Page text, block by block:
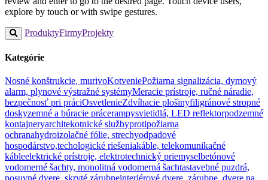
explore by touch or with swipe gestures.
ProduktyFirmyProjekty
Kategórie
Nosné konštrukcie, murivoKotveniePožiarna signalizácia, dymový
alarm, plynové výstražné systémyMeracie prístroje, ručné náradie,
bezpečnosť pri práciOsvetlenieZdvíhacie plošinyfiligránové stropné
doskyzemné a búracie prácerampysvietidlá, LED reflektorpodzemné
kontajneryarchitekotnické službyprotipožiarna
ochranahydroizolačné fólie, strechyodpadové
hospodárstvo,techologické riešeniakáble, telekomunikačné
kábleelektrické prístroje, elektrotechnický priemyselbetónové
vodomerné šachty, monolitná vodomerná šachtastavebné puzdrá,